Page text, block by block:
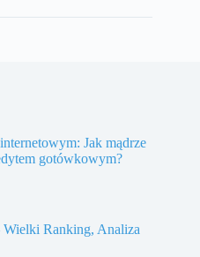
Jak mądrze
gotówkowym?
Ranking, Analiza